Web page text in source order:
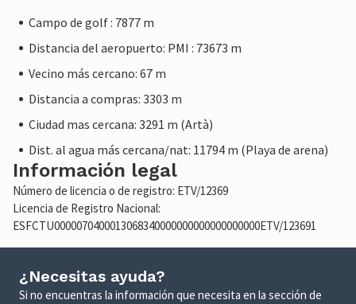
Campo de golf : 7877 m
Distancia del aeropuerto: PMI : 73673 m
Vecino más cercano: 67 m
Distancia a compras: 3303 m
Ciudad mas cercana: 3291 m (Artà)
Dist. al agua más cercana/nat: 11794 m (Playa de arena)
Información legal
Número de licencia o de registro: ETV/12369
Licencia de Registro Nacional:
ESFCTU0000070400013068340000000000000000000ETV/123691
¿Necesitas ayuda?
Si no encuentras la información que necesita en la sección de